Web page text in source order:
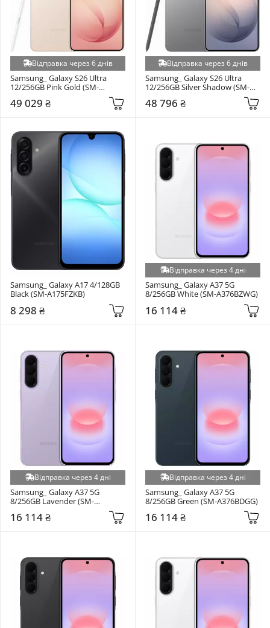
Відправка через 6 днів
Samsung_ Galaxy S26 Ultra
12/256GB Pink Gold (SM-
49 029 ₴
Відправка через 6 днів
Samsung_ Galaxy S26 Ultra
12/256GB Silver Shadow (SM-
48 796 ₴
Samsung_ Galaxy A17 4/128GB
Black (SM-A175FZKB)
8 298 ₴
Відправка через 4 дні
Samsung_ Galaxy A37 5G
8/256GB White (SM-A376BZWG)
16 114 ₴
Відправка через 4 дні
Samsung_ Galaxy A37 5G
8/256GB Lavender (SM-
16 114 ₴
Відправка через 4 дні
Samsung_ Galaxy A37 5G
8/256GB Green (SM-A376BDGG)
16 114 ₴